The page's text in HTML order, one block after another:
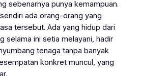
sebenarnya punya kemampuan.
ada orang-orang yang
tersebut. Ada yang hidup dari
selama ini setia melayani, hadir
tenaga tanpa banyak
konkret muncul, yang